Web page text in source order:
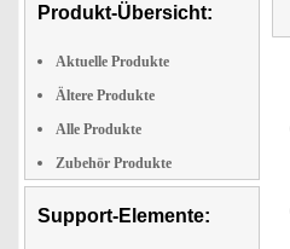
Produkt-Übersicht:
Aktuelle Produkte
Ältere Produkte
Alle Produkte
Zubehör Produkte
Support-Elemente: